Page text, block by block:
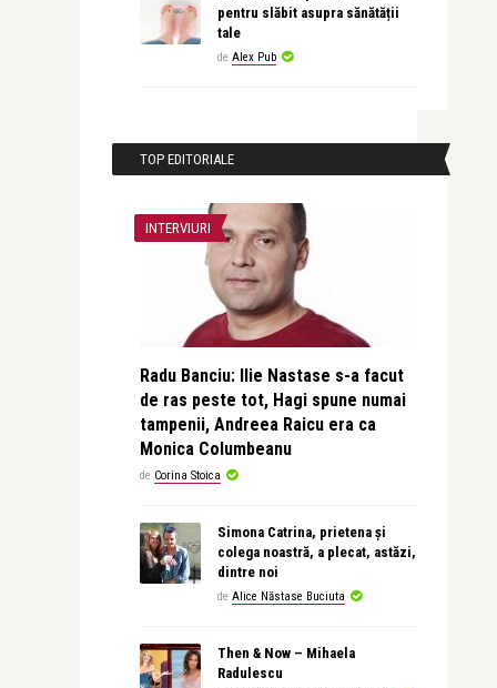
pentru slăbit asupra sănătății
tale
de Alex Pub
TOP EDITORIALE
INTERVIURI
Radu Banciu: Ilie Nastase s-a facut
de ras peste tot, Hagi spune numai
tampenii, Andreea Raicu era ca
Monica Columbeanu
de Corina Stoica
Simona Catrina, prietena și
colega noastră, a plecat, astăzi,
dintre noi
de Alice Năstase Buciuta
Then & Now – Mihaela
Radulescu